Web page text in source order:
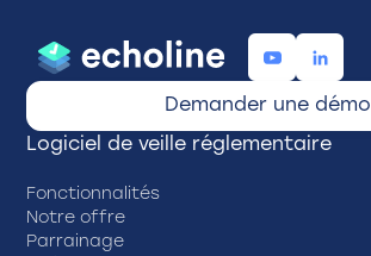
Demander une démo
Logiciel de veille réglementaire
Fonctionnalités
Notre offre
Parrainage